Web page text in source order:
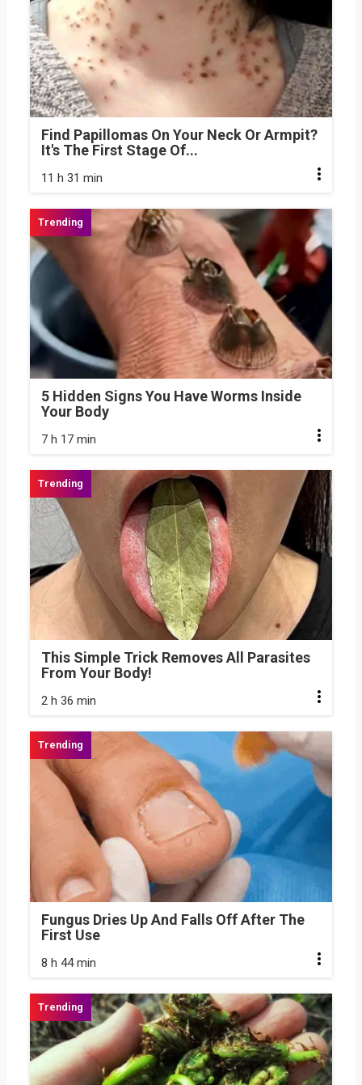
Find Papillomas On Your Neck Or Armpit?
It's The First Stage Of...
11 h 31 min
5 Hidden Signs You Have Worms Inside
Your Body
7 h 17 min
This Simple Trick Removes All Parasites
From Your Body!
2 h 36 min
Fungus Dries Up And Falls Off After The
First Use
8 h 44 min